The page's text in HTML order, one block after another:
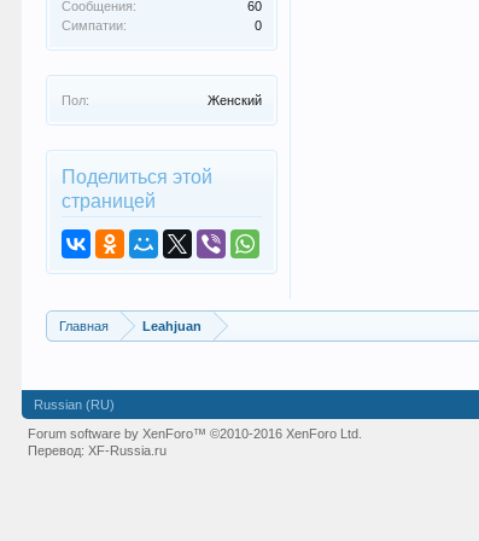
Сообщения:
60
Симпатии:
0
Пол: Женский
Поделиться этой
страницей
Главная Leahjuan
Russian (RU)
Forum software by XenForo™©2010-2016 XenForo Ltd.
Перевод:XF-Russia.ru